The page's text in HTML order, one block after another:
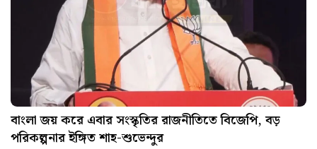
বাংলা জয় করে এবার সংস্কৃতির রাজনীতিতে বিজেপি, বড়
পরিকল্পনার ইঙ্গিত শাহ-শুভেন্দুর